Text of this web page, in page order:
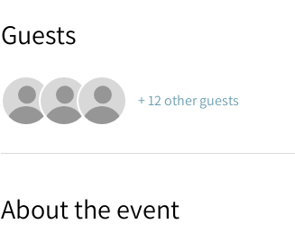
Guests
+ 12 other guests
About the event